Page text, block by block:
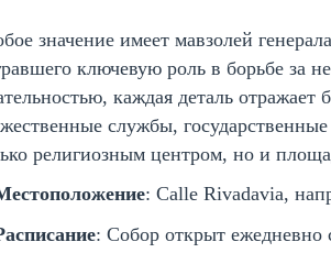
значение имеет мавзолей
ключевую роль в борьбе за
каждая деталь отражает
службы,
религиозным центром, но и
: Calle Rivadavia,
: Собор открыт ежедневно